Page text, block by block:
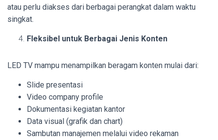
atau perlu diakses dari berbagai perangkat dalam waktu
singkat.
Fleksibel untuk Berbagai Jenis Konten
LED TV mampu menampilkan beragam konten mulai dari:
Slide presentasi
Video company profile
Dokumentasi kegiatan kantor
Data visual (grafik dan chart)
Sambutan manajemen melalui video rekaman